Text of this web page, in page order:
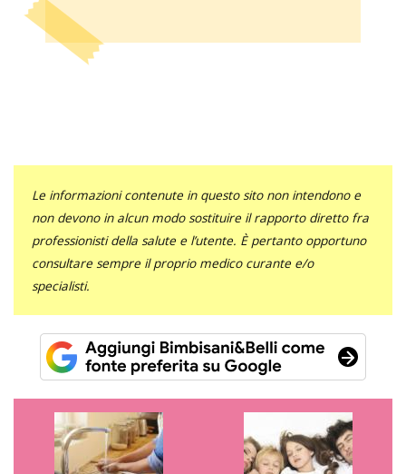
Le informazioni contenute in questo sito non intendono e
non devono in alcun modo sostituire il rapporto diretto fra
professionisti della salute e l’utente. È pertanto opportuno
consultare sempre il proprio medico curante e/o
specialisti.